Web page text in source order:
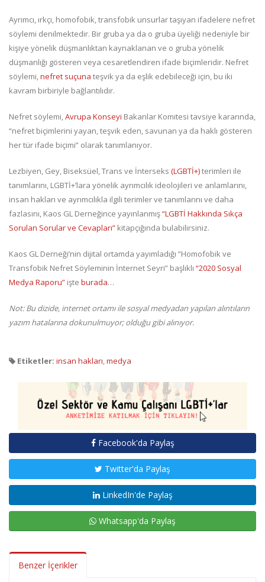
Ayrımcı, ırkçı, homofobik, transfobik unsurlar taşıyan ifadelere nefret
söylemi denilmektedir. Bir gruba ya da o gruba üyeliği nedeniyle bir
kişiye yönelik düşmanlıktan kaynaklanan ve o gruba yönelik
düşmanlığı gösteren veya cesaretlendiren ifade biçimleridir. Nefret
söylemi,nefret suçuna teşvik ya da eşlik edebileceği için, bu iki
kavram birbiriyle bağlantılıdır.
Nefret söylemi,Avrupa Konseyi Bakanlar Komitesi tavsiye kararında,
“nefret biçimlerini yayan, teşvik eden, savunan ya da haklı gösteren
her tür ifade biçimi” olarak tanımlanıyor.
Lezbiyen, Gey, Biseksüel, Trans ve İnterseks (LGBTİ+)terimleri ile
tanımlarını, LGBTİ+’lara yönelik ayrımcılık ideolojileri ve anlamlarını,
insan hakları ve ayrımcılıkla ilgili terimler ve tanımlarını ve daha
fazlasını, Kaos GL Derneğince yayınlanmış“LGBTİ Hakkında Sıkça
Sorulan Sorular ve Cevapları” kitapçığında bulabilirsiniz.
Kaos GL Derneği’nin dijital ortamda yayımladığı “Homofobik ve
Transfobik Nefret Söyleminin İnternet Seyri” başlıklı “2020 Sosyal
Medya Raporu” işte burada…
Not: Bu dizide, internet ortamı ile sosyal medyadan yapılan alıntıların
yazım hatalarına dokunulmuyor; olduğu gibi alınıyor.
Etiketler: insan hakları,medya
Facebook'da Paylaş
Twitter'da Paylaş
LinkedIn'de Paylaş
Whatsapp'da Paylaş
Benzer İçerikler